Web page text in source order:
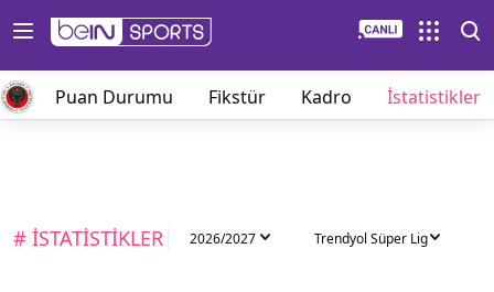
Puan Durumu Fikstür Kadro İstatistikler
# İSTATİSTİKLER 2026/2027 Trendyol Süper Lig